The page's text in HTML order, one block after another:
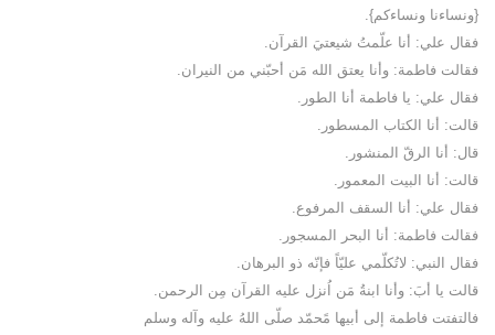
{ونساءنا ونساءكم}.
فقال علي: أنا علّمتُ شيعتيَ القرآن.
فقالت فاطمة: وأنا يعتق الله مَن أحبّني من النيران.
فقال علي: يا فاطمة أنا الطور.
قالت: أنا الكتاب المسطور.
قال: أنا الرقّ المنشور.
قالت: أنا البيت المعمور.
فقال علي: أنا السقف المرفوع.
فقالت فاطمة: أنا البحر المسجور.
فقال النبي: لاتُكلّمي عليّاً فإنّه ذو البرهان.
قالت يا أبَ: وأنا ابنةُ مَن اُنزل عليه القرآن مِن الرحمن.
فالتفتت فاطمة إلى أبيها مًحمّد صلّى اللهُ عليه وآله وسلم